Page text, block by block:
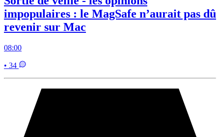
impopulaires : le MagSafe n’aurait pas dû
revenir sur Mac
08:00
• 34